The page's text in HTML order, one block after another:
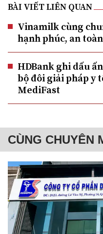
BÀI VIẾT LIÊN QUAN
Vinamilk cùng
hạnh phúc, an
HDBank ghi dấu
bộ đôi giải pháp y
MediFast
CÙNG CHUYÊN